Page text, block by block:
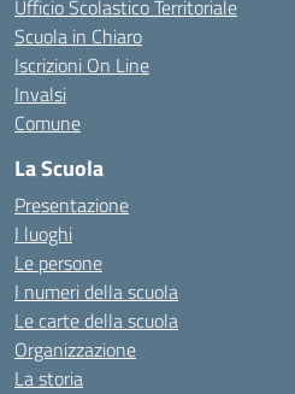
Ufficio Scolastico Territoriale
Scuola in Chiaro
Iscrizioni On Line
Invalsi
Comune
La Scuola
Presentazione
I luoghi
Le persone
I numeri della scuola
Le carte della scuola
Organizzazione
La storia